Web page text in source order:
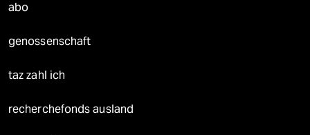
abo
genossenschaft
taz zahl ich
recherchefonds ausland